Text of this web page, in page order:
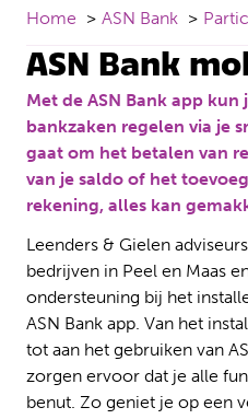
Home ASN Bank
ASN Bank
Met de ASN Bank app
bankzaken regelen via je
gaat om het betalen van
van je saldo of het
rekening, alles kan
Leenders & Gielen
bedrijven in Peel en Maas
ondersteuning bij het
ASN Bank app. Van het
tot aan het gebruiken van
zorgen ervoor dat je alle
benut. Zo geniet je op een